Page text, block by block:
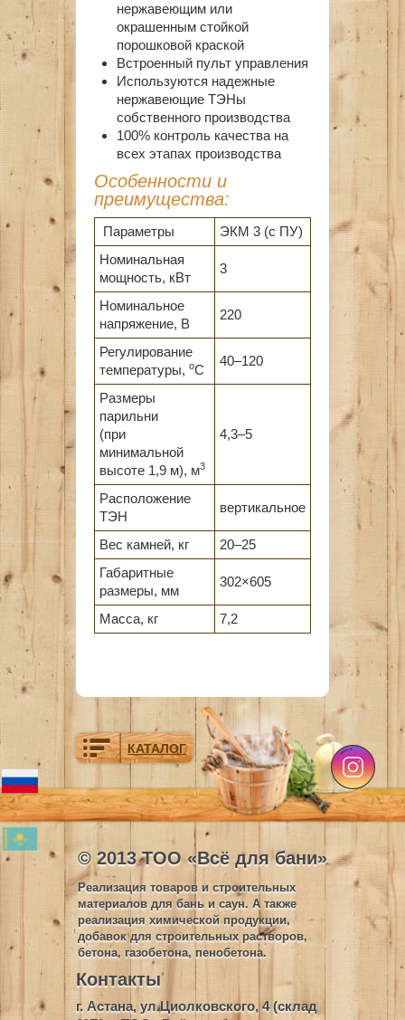
нержавеющим или
окрашенным стойкой
порошковой краской
Встроенный пульт управления
Используются надежные
нержавеющие ТЭНы
собственного производства
100% контроль качества на
всех этапах производства
Особенности и
преимущества:
Параметры
ЭКМ 3 (с ПУ)
Номинальная
мощность, кВт
3
Номинальное
напряжение, В
220
Регулирование
температуры, оС
40–120
Размеры
парильни
(при
минимальной
высоте 1,9 м), м3
4,3–5
Расположение
ТЭН
вертикальное
Вес камней, кг
20–25
Габаритные
размеры, мм
302×605
Масса, кг 7,2
КАТАЛОГ
© 2013 ТОО «Всё для бани»
Реализация товаров и строительных
материалов для бань и саун. А также
реализация химической продукции,
добавок для строительных растворов,
бетона, газобетона, пенобетона.
Контакты
г. Астана, ул.Циолковского, 4 (склад